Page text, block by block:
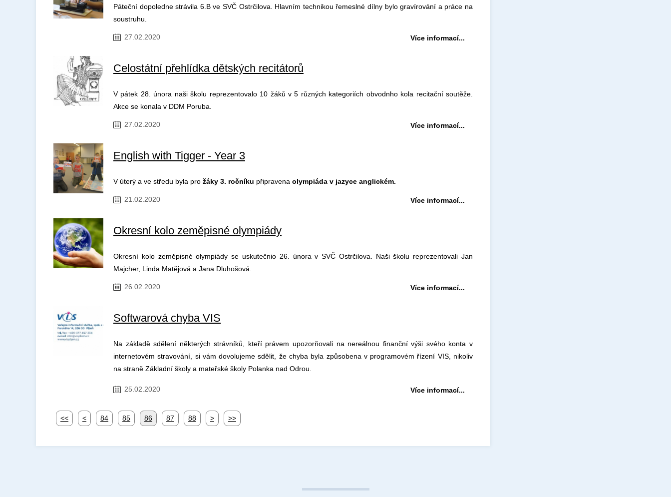
Páteční dopoledne strávila 6.B ve SVČ Ostrčilova. Hlavním technikou řemeslné dílny bylo gravírování a práce na
soustruhu.
27.02.2020 Více informací...
Celostátní přehlídka dětských recitátorů
V pátek 28. února naši školu reprezentovalo 10 žáků v 5 různých kategoriích obvodnho kola recitační soutěže.
Akce se konala v DDM Poruba.
27.02.2020 Více informací...
English with Tigger - Year 3
V úterý a ve středu byla pro žáky 3. ročníku připravena olympiáda v jazyce anglickém.
21.02.2020 Více informací...
Okresní kolo zeměpisné olympiády
Okresní kolo zeměpisné olympiády se uskutečnio 26. února v SVČ Ostrčilova. Naši školu reprezentovali Jan
Majcher, Linda Matějová a Jana Dluhošová.
26.02.2020 Více informací...
Softwarová chyba VIS
Na základě sdělení některých strávníků, kteří právem upozorňovali na nereálnou finanční výši svého konta v
internetovém stravování, si vám dovolujeme sdělit, že chyba byla způsobena v programovém řízení VIS, nikoliv
na straně Základní školy a mateřské školy Polanka nad Odrou.
25.02.2020 Více informací...
<< < 84 85 86 87 88 > >>